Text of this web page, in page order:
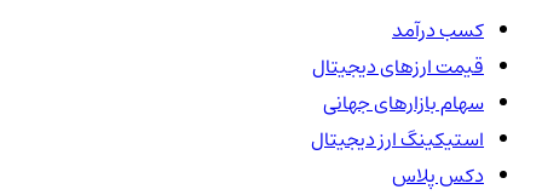
کسب درآمد
قیمت ارزهای دیجیتال
سهام بازارهای جهانی
استیکینگ ارز دیجیتال
دکس پلاس